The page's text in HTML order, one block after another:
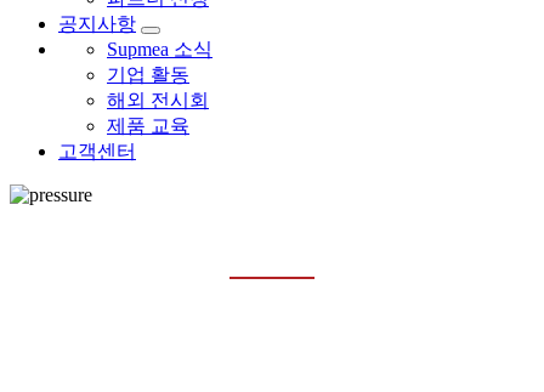
공지사항
Supmea 소식
기업 활동
해외 전시회
제품 교육
고객센터